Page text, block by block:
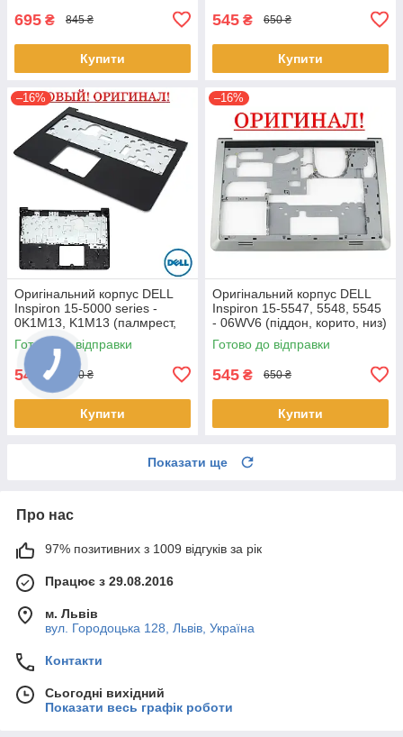
695 ₴ 845 ₴
Купити
545 ₴ 650 ₴
Купити
–16%
Оригінальний корпус DELL
Inspiron 15-5000 series -
0K1M13, K1M13 (палмрест,
топкейс, верх)
Готово до відправки
545 ₴ 650 ₴
Купити
–16%
Оригінальний корпус DELL
Inspiron 15-5547, 5548, 5545
- 06WV6 (піддон, корито, низ)
Готово до відправки
545 ₴ 650 ₴
Купити
Показати ще
Про нас
97% позитивних з 1009 відгуків за рік
Працює з 29.08.2016
м. Львів
вул. Городоцька 128, Львів, Україна
Контакти
Сьогодні вихідний
Показати весь графік роботи